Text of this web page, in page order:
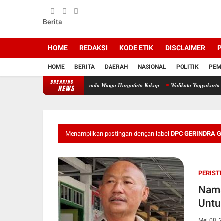
Berita
HOME REDAKSI KODE ETIK DISCLAIMER
HOME BERITA DAERAH NASIONAL POLITIK
BREAKING
NEWS
Air Bersih Kepada Warga Hargotirto Kokap Walikota Yogyakarta Hadiri
Menampilkan postingan dengan label DPC GERINDRA